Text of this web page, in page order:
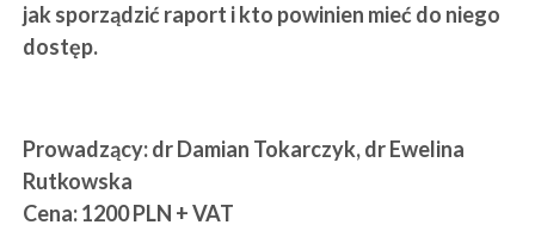
jak sporządzić raport i kto powinien mieć do niego
dostęp.
Prowadzący: dr Damian Tokarczyk, dr Ewelina
Rutkowska
Cena: 1200 PLN + VAT